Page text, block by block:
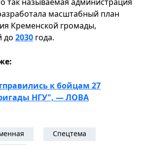
масштабный план
Кременской громады,
до 2030 года.
к бойцам 27
НГУ", — ЛОВА
Спецтема